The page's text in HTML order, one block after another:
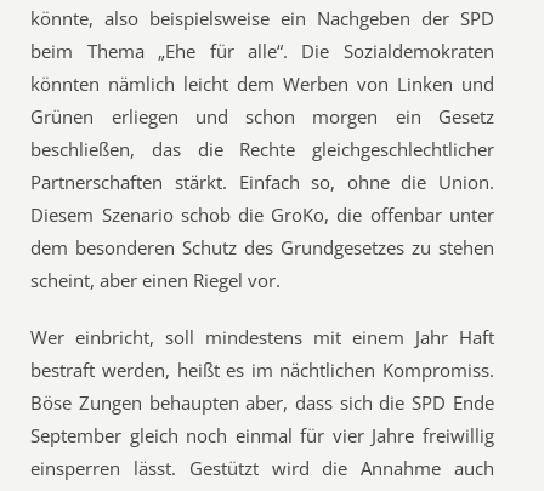
könnte, also beispielsweise ein Nachgeben der SPD
beim Thema „Ehe für alle“. Die Sozialdemokraten
könnten nämlich leicht dem Werben von Linken und
Grünen erliegen und schon morgen ein Gesetz
beschließen, das die Rechte gleichgeschlechtlicher
Partnerschaften stärkt. Einfach so, ohne die Union.
Diesem Szenario schob die GroKo, die offenbar unter
dem besonderen Schutz des Grundgesetzes zu stehen
scheint, aber einen Riegel vor.
Wer einbricht, soll mindestens mit einem Jahr Haft
bestraft werden, heißt es im nächtlichen Kompromiss.
Böse Zungen behaupten aber, dass sich die SPD Ende
September gleich noch einmal für vier Jahre freiwillig
einsperren lässt. Gestützt wird die Annahme auch